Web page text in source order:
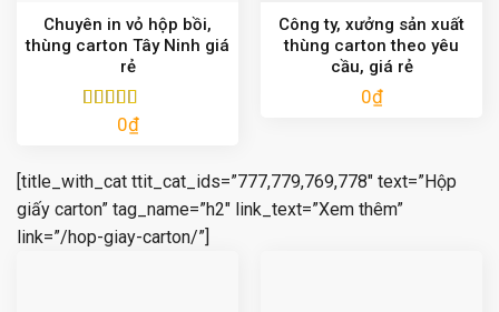
Chuyên in vỏ hộp bồi,
thùng carton Tây Ninh giá
rẻ
Được xếp
0₫
Công ty, xưởng sản xuất
thùng carton theo yêu
cầu, giá rẻ
0₫
[title_with_cat ttit_cat_ids=”777,779,769,778″ text=”Hộp
giấy carton” tag_name=”h2″ link_text=”Xem thêm”
link=”/hop-giay-carton/”]